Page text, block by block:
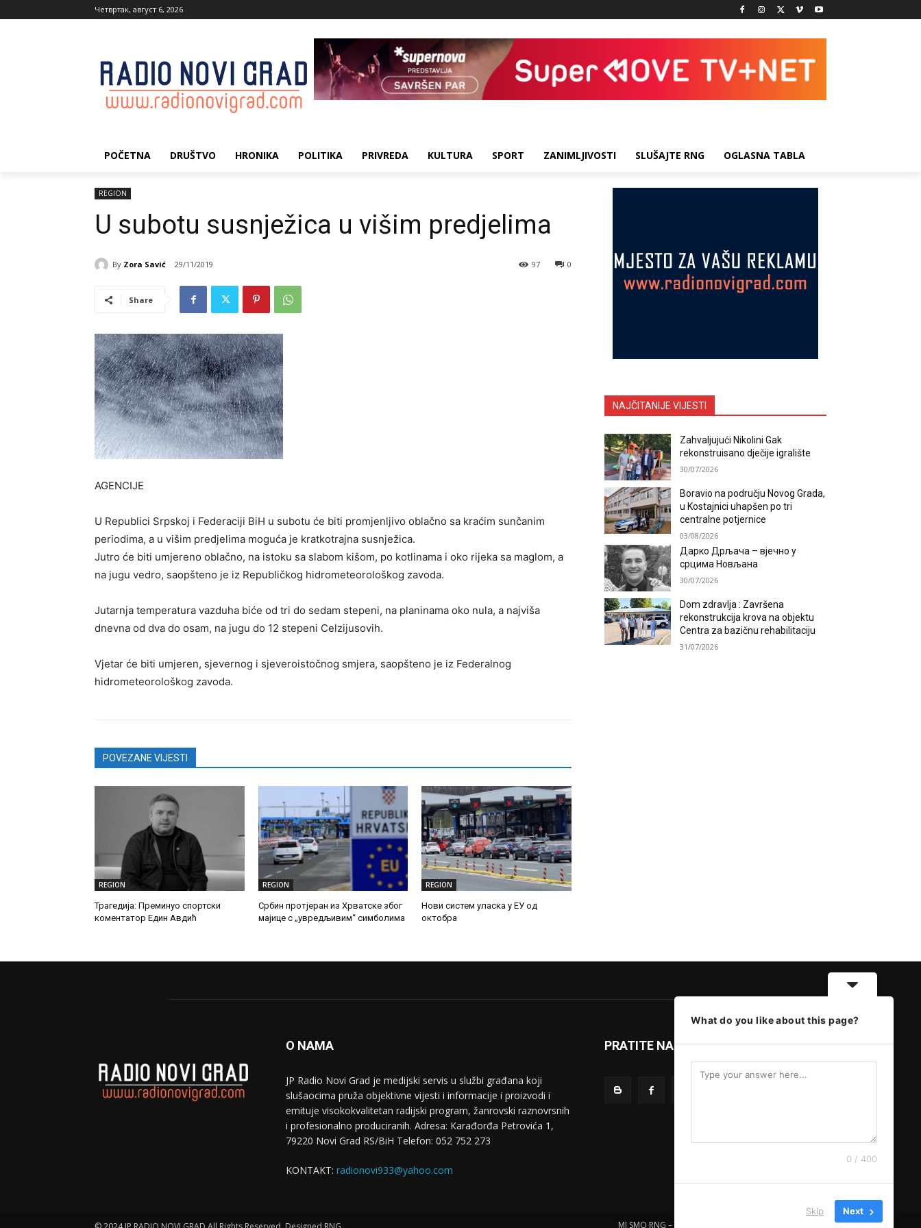
Четвртак, август 6, 2026
POČETNA DRUŠTVO HRONIKA POLITIKA PRIVREDA KULTURA SPORT ZANIMLJIVOSTI SLUŠAJTE RNG OGLASNA TABLA
REGION
U subotu susnježica u višim predjelima
By Zora Savić 29/11/2019 0
97
Share
AGENCIJE
U Republici Srpskoj i Federaciji BiH u subotu će biti promjenljivo oblačno sa kraćim sunčanim
periodima, a u višim predjelima moguća je kratkotrajna susnježica.
Јutro će biti umjereno oblačno, na istoku sa slabom kišom, po kotlinama i oko rijeka sa maglom, a
na jugu vedro, saopšteno je iz Republičkog hidrometeorološkog zavoda.
Јutarnja temperatura vazduha biće od tri do sedam stepeni, na planinama oko nula, a najviša
dnevna od dva do osam, na jugu do 12 stepeni Celzijusovih.
Vjetar će biti umjeren, sjevernog i sjeveroistočnog smjera, saopšteno je iz Federalnog
hidrometeorološkog zavoda.
POVEZANE VIJESTI
REGION
Трагедија: Преминуо спортски
коментатор Един Авдић
REGION
Србин протјеран из Хрватске због
мајице с „увредљивим“ симболима
REGION
Нови систем уласка у ЕУ од
октобра
NAJČITANIJE VIJESTI
Zahvaljujući Nikolini Gak
rekonstruisano dječije igralište
30/07/2026
Boravio na području Novog Grada,
u Kostajnici uhapšen po tri
centralne potjernice
03/08/2026
Дарко Дрљача – вјечно у
срцима Новљана
30/07/2026
Dom zdravlja : Završena
rekonstrukcija krova na objektu
Centra za bazičnu rehabilitaciju
31/07/2026
O NAMA
JP Radio Novi Grad je medijski servis u službi građana koji
slušaocima pruža objektivne vijesti i informacije i proizvodi i
emituje visokokvalitetan radijski program, žanrovski raznovrsnih
i profesionalno produciranih. Adresa: Кarađorđa Petrovića 1,
79220 Novi Grad RS/BiH Telefon: 052 752 273
KONTAKT: radionovi933@yahoo.com
PRATITE NAS
MI SMO RNG – IMPRESSUM
What do you like about this page?
0 / 400
Skip Next